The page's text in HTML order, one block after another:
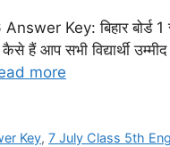
Key: बिहार बोर्ड 1
हैं आप सभी विद्यार्थी उम्मीद
more
Key,7 July Class 5th